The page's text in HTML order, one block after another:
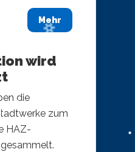
Mehr
wird
die
zum
HAZ-